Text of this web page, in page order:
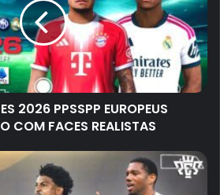
2026 PPSSPP EUROPEUS
COM FACES REALISTAS